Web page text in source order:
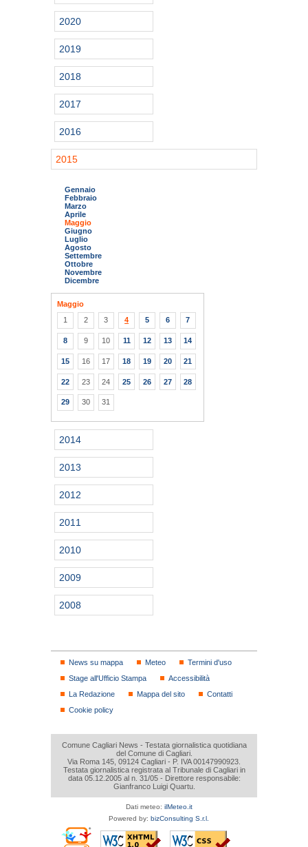
2020
2019
2018
2017
2016
2015
Gennaio
Febbraio
Marzo
Aprile
Maggio
Giugno
Luglio
Agosto
Settembre
Ottobre
Novembre
Dicembre
Maggio
1
2 3 4 5 6 7
8 9 10 11 12 13 14
15 16 17 18 19 20 21
22 23 24 25 26 27 28
29 30 31
2014
2013
2012
2011
2010
2009
2008
News su mappa Meteo
Termini d'uso
Stage all'Ufficio Stampa
Accessibilità
La Redazione
Mappa del sito
Contatti
Cookie policy
Comune Cagliari News - Testata giornalistica quotidiana
del Comune di Cagliari.
Via Roma 145, 09124 Cagliari - P. IVA 00147990923.
Testata giornalistica registrata al Tribunale di Cagliari in
data 05.12.2005 al n. 31/05 - Direttore responsabile:
Gianfranco Luigi Quartu.
Dati meteo: ilMeteo.it
Powered by: bizConsulting S.r.l.